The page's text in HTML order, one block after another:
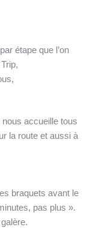
étape que l’on
nous accueille tous
la route et aussi à
braquets avant le
pas plus ».